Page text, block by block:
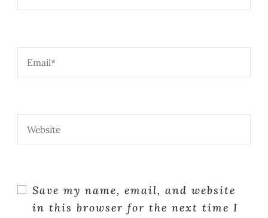
Save my name, email, and website
in this browser for the next time I